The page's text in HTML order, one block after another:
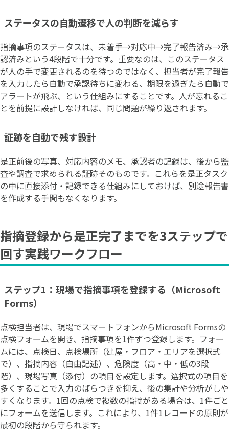
ステータスの自動遷移で人の判断を減らす
指摘事項のステータスは、未着手→対応中→完了報告済み→承
認済みという4段階で十分です。重要なのは、このステータス
が人の手で変更されるのを待つのではなく、担当者が完了報告
を入力したら自動で承認待ちに変わる、期限を過ぎたら自動で
アラートが飛ぶ、という仕組みにすることです。人が忘れるこ
とを前提に設計しなければ、同じ問題が繰り返されます。
証跡を自動で残す設計
是正前後の写真、対応内容のメモ、承認者の記録は、後から監
査や調査で求められる証跡そのものです。これらを是正タスク
の中に直接添付・記録できる仕組みにしておけば、別途報告書
を作成する手間もなくなります。
指摘登録から是正完了までを3ステップで
回す実践ワークフロー
ステップ1：現場で指摘事項を登録する（Microsoft
Forms）
点検担当者は、現場でスマートフォンからMicrosoft Formsの
点検フォームを開き、指摘事項を1件ずつ登録します。フォー
ムには、点検日、点検場所（建屋・フロア・エリアを選択式
で）、指摘内容（自由記述）、危険度（高・中・低の3段
階）、現場写真（添付）の項目を設定します。選択式の項目を
多くすることで入力のばらつきを抑え、後の集計や分析がしや
すくなります。1回の点検で複数の指摘がある場合は、1件ごと
にフォームを送信します。これにより、1件1レコードの原則が
最初の段階から守られます。